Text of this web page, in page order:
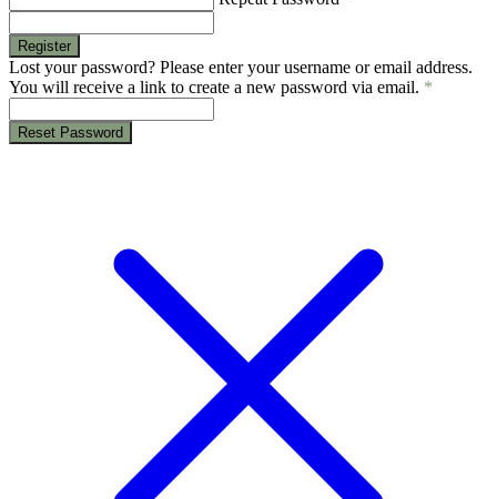
Register
Lost your password? Please enter your username or email address.
You will receive a link to create a new password via email. *
Reset Password